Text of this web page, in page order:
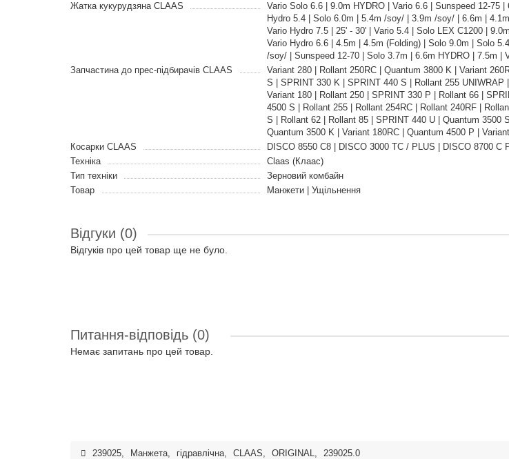
Жатка кукурудзяна CLAAS
Vario Solo 6.6 | 9.0m HYDRO | Vario 6.6 | Sunspeed 12-
Hydro 5.4 | Solo 6.0m | 5.4m /soy/ | 3.9m /soy/ | 6.6m |
Vario Hydro 7.5 | 25' - 30' | Vario 5.4 | Solo LEX C1200 |
Vario Hydro 6.6 | 4.5m | 4.5m (Folding) | Solo 9.0m | Solo
/soy/ | Sunspeed 12-70 | Solo 3.7m | 6.6m HYDRO | 7.5m |
Запчастина до прес-підбирачів CLAAS
Variant 280 | Rollant 250RC | Quantum 3800 K | Variant
S | SPRINT 330 K | SPRINT 440 S | Rollant 255 UNIWRAP
Variant 180 | Rollant 250 | SPRINT 330 P | Rollant 66 |
4500 S | Rollant 255 | Rollant 254RC | Rollant 240RF |
S | Rollant 62 | Rollant 85 | SPRINT 440 U | Quantum 3500
Quantum 3500 K | Variant 180RC | Quantum 4500 P |
Косарки CLAAS
DISCO 8550 C8 | DISCO 3000 TC / PLUS | DISCO 8700
Техніка
Claas (Клаас)
Тип техніки
Зерновий комбайн
Товар
Манжети | Ущільнення
Відгуки (0)
Відгуків про цей товар ще не було.
Питання-відповідь (0)
Немає запитань про цей товар.
239025, Манжета, гідравлічна, CLAAS, ORIGINAL, 239025.0